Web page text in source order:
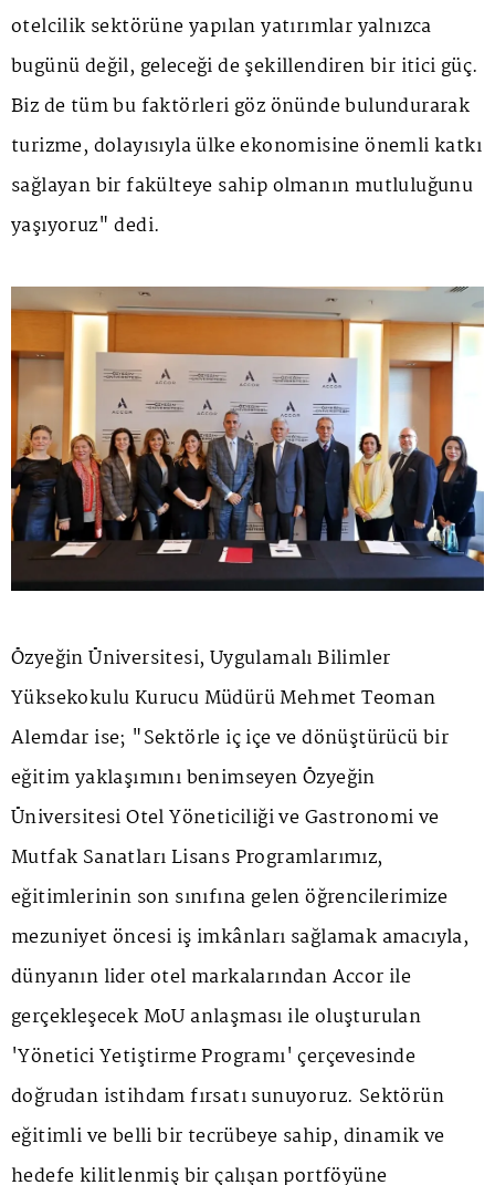
otelcilik sektörüne yapılan yatırımlar yalnızca
bugünü değil, geleceği de şekillendiren bir itici güç.
Biz de tüm bu faktörleri göz önünde bulundurarak
turizme, dolayısıyla ülke ekonomisine önemli katkı
sağlayan bir fakülteye sahip olmanın mutluluğunu
yaşıyoruz" dedi.
Özyeğin Üniversitesi, Uygulamalı Bilimler
Yüksekokulu Kurucu Müdürü Mehmet Teoman
Alemdar ise; "Sektörle iç içe ve dönüştürücü bir
eğitim yaklaşımını benimseyen Özyeğin
Üniversitesi Otel Yöneticiliği ve Gastronomi ve
Mutfak Sanatları Lisans Programlarımız,
eğitimlerinin son sınıfına gelen öğrencilerimize
mezuniyet öncesi iş imkânları sağlamak amacıyla,
dünyanın lider otel markalarından Accor ile
gerçekleşecek MoU anlaşması ile oluşturulan
'Yönetici Yetiştirme Programı' çerçevesinde
doğrudan istihdam fırsatı sunuyoruz. Sektörün
eğitimli ve belli bir tecrübeye sahip, dinamik ve
hedefe kilitlenmiş bir çalışan portföyüne